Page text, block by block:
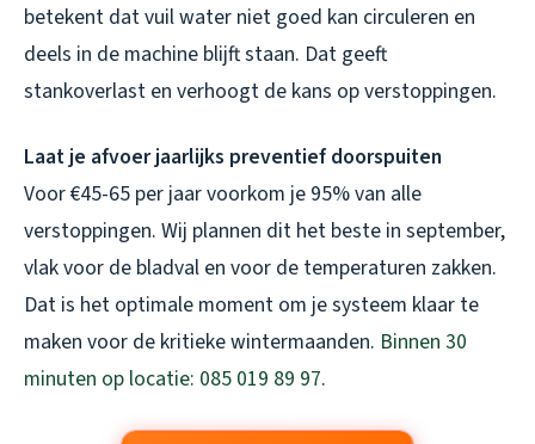
betekent dat vuil water niet goed kan circuleren en
deels in de machine blijft staan. Dat geeft
stankoverlast en verhoogt de kans op verstoppingen.
Laat je afvoer jaarlijks preventief doorspuiten
Voor €45-65 per jaar voorkom je 95% van alle
verstoppingen. Wij plannen dit het beste in september,
vlak voor de bladval en voor de temperaturen zakken.
Dat is het optimale moment om je systeem klaar te
maken voor de kritieke wintermaanden. Binnen 30
minuten op locatie: 085 019 89 97.